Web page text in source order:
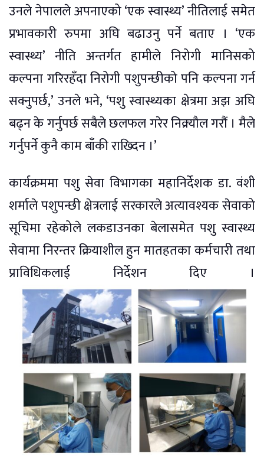
उनले नेपालले अपनाएको ‘एक स्वास्थ्य’ नीतिलाई समेत
प्रभावकारी रुपमा अघि बढाउनु पर्ने बताए । ‘एक
स्वास्थ्य’ नीति अन्तर्गत हामीले निरोगी मानिसको
कल्पना गरिरहँदा निरोगी पशुपन्छीको पनि कल्पना गर्न
सक्नुपर्छ,’ उनले भने, ‘पशु स्वास्थ्यका क्षेत्रमा अझ अघि
बढ्न के गर्नुपर्छ सबैले छलफल गरेर निक्र्यौल गरौं । मैले
गर्नुपर्ने कुनै काम बाँकी राख्दिन ।’
कार्यक्रममा पशु सेवा विभागका महानिर्देशक डा. वंशी
शर्माले पशुपन्छी क्षेत्रलाई सरकारले अत्यावश्यक सेवाको
सूचिमा रहेकोले लकडाउनका बेलासमेत पशु स्वास्थ्य
सेवामा निरन्तर क्रियाशील हुन मातहतका कर्मचारी तथा
प्राविधिकलाई निर्देशन दिए ।